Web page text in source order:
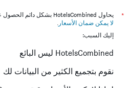
*
يحاول HotelsCombined بشكل دائم الحصول على الأسعار الدقيقة، ولكن
لا يمكن ضمان الأسعار .
إليك السبب:
HotelsCombined ليس البائع
نقوم بتجميع الكثير من البيانات لك